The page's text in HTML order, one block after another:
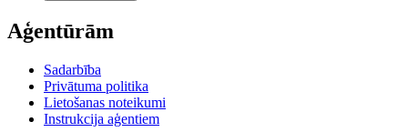
Aģentūrām
Sadarbība
Privātuma politika
Lietošanas noteikumi
Instrukcija aģentiem